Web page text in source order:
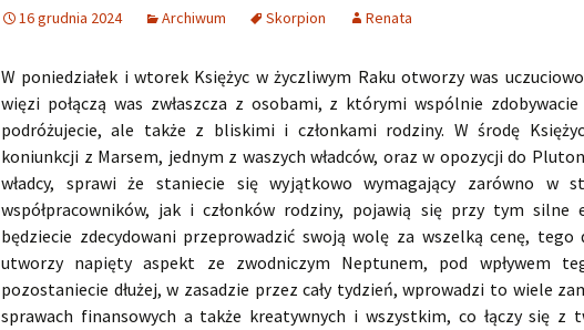
16 grudnia 2024 Archiwum Skorpion Renata
W poniedziałek i wtorek Księżyc w życzliwym Raku otworzy was
więzi połączą was zwłaszcza z osobami, z którymi wspólnie
podróżujecie, ale także z bliskimi i członkami rodziny. W środę
koniunkcji z Marsem, jednym z waszych władców, oraz w opozycji do
władcy, sprawi że staniecie się wyjątkowo wymagający zarówno w
współpracowników, jak i członków rodziny, pojawią się przy tym silne
będziecie zdecydowani przeprowadzić swoją wolę za wszelką cenę, tego
utworzy napięty aspekt ze zwodniczym Neptunem, pod wpływem
pozostaniecie dłużej, w zasadzie przez cały tydzień, wprowadzi to wiele
sprawach finansowych a także kreatywnych i wszystkim, co łączy się z